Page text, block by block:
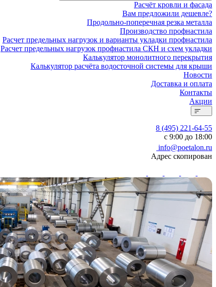
Расчёт кровли и фасада
Вам предложили дешевле?
Продольно-поперечная резка металла
Производство профнастила
Расчет предельных нагрузок и варианты укладки профнастила
Расчет предельных нагрузок профнастила СКН и схем укладки
Калькулятор монолитного перекрытия
Калькулятор расчёта водосточной системы для крыши
Новости
Доставка и оплата
Контакты
Акции
8 (495) 221-64-55
с 9:00 до 18:00
info@poetalon.ru
Адрес скопирован